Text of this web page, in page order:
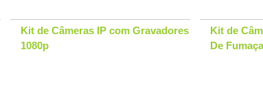
Kit de Câmeras IP com Gravadores
1080p
Kit de
De Fumaça